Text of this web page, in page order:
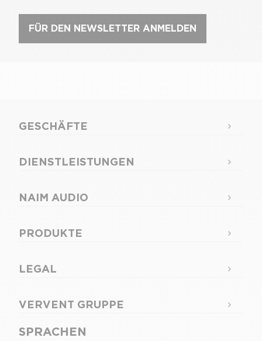
FÜR DEN NEWSLETTER ANMELDEN
SPRACHEN
GESCHÄFTE
DIENSTLEISTUNGEN
NAIM AUDIO
PRODUKTE
LEGAL
VERVENT GRUPPE